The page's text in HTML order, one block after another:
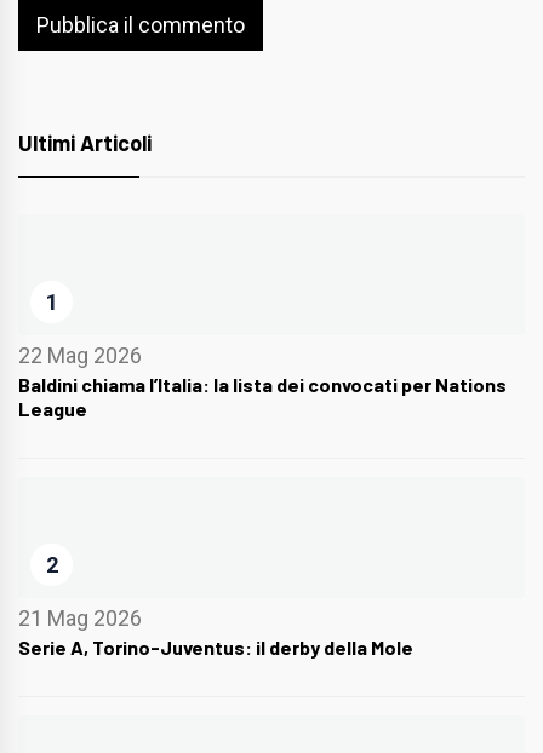
Ultimi Articoli
1
22 Mag 2026
Baldini chiama l’Italia: la lista dei convocati per Nations
League
2
21 Mag 2026
Serie A, Torino-Juventus: il derby della Mole